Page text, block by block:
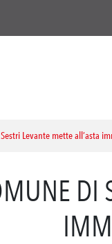
Levante mette all’asta
DI